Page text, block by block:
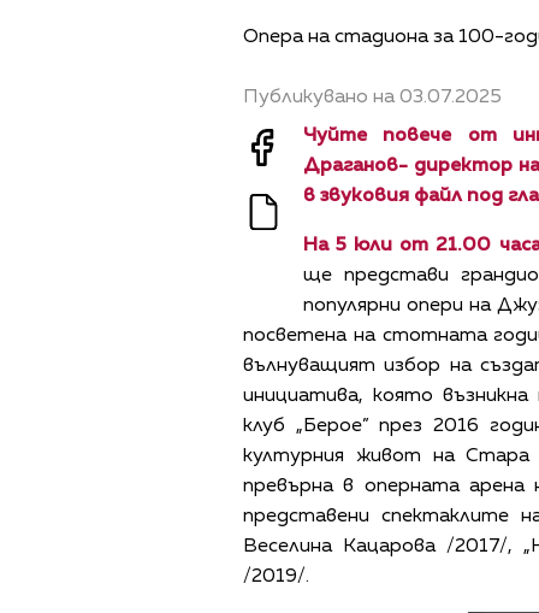
Опера на стадиона за 100-
Публикувано на 03.07.2025
Чуйте повече от
Драганов- директор
в звуковия файл под
На 5 юли от 21.00
ще представи
популярни опери на
посветена на стотната
вълнуващият избор на
инициатива, която
клуб „Берое” през 2016
културния живот на Стара
превърна в оперната
представени спектаклите
Веселина Кацарова /2017/,
/2019/.